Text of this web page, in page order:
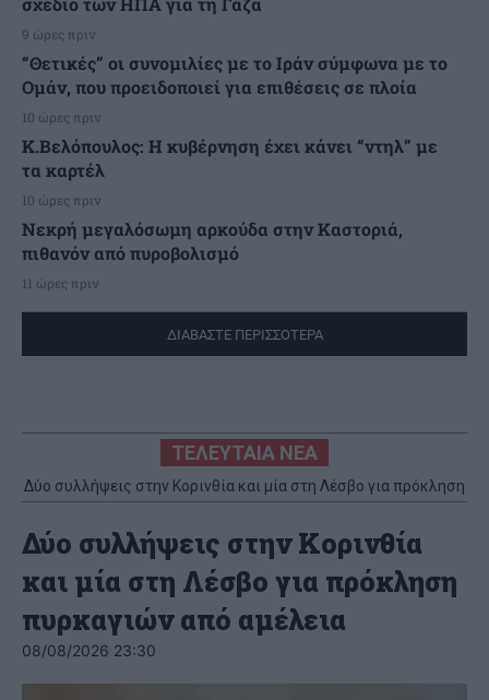
9 ώρες πριν
“Θετικές” οι συνομιλίες με το Ιράν σύμφωνα με το
Ομάν, που προειδοποιεί για επιθέσεις σε πλοία
10 ώρες πριν
Κ.Βελόπουλος: Η κυβέρνηση έχει κάνει “ντηλ” με
τα καρτέλ
10 ώρες πριν
Νεκρή μεγαλόσωμη αρκούδα στην Καστοριά,
πιθανόν από πυροβολισμό
11 ώρες πριν
ΔΙΑΒΑΣΤΕ ΠΕΡΙΣΣΟΤΕΡΑ